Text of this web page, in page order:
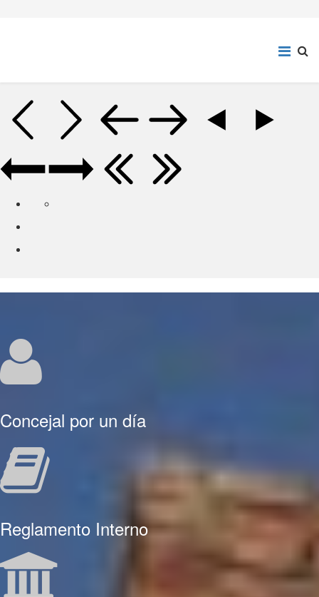
Concejal por un día
Reglamento Interno